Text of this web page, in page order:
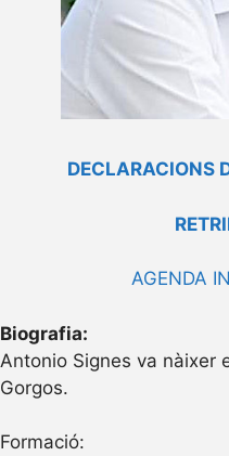
DECLARACIONS
AGENDA
Biografia:
Antonio Signes va nàixer
Gorgos.
Formació: